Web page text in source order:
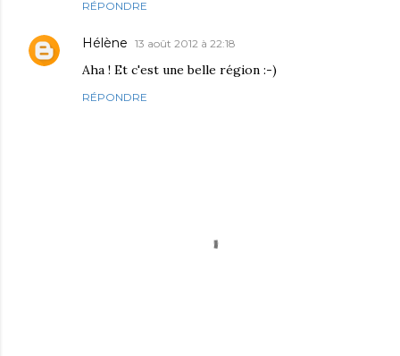
RÉPONDRE
Hélène 13 août 2012 à 22:18
Aha ! Et c'est une belle région :-)
RÉPONDRE